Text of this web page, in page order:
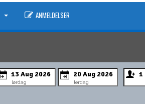
ANMELDELSER
lørdag lørdag